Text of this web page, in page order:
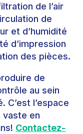
de l’air
de
et d’humidité
d’impression
des pièces.
de
au sein
l’espace
vaste en
Contactez-